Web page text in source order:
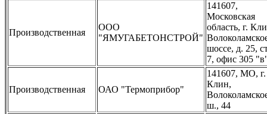
Производственная
ООО
"ЯМУГАБЕТОНСТРОЙ"
141607,
Московская
область, г.
шоссе, д. 25,
7, офис 305
Производственная ОАО "Термоприбор"
141607, МО, г.
Клин,
ш., 44